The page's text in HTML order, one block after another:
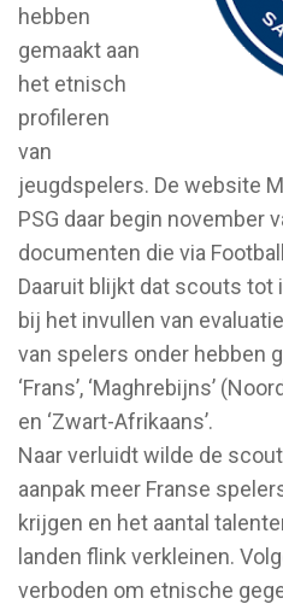
hebben
gemaakt aan
het etnisch
profileren
van
jeugdspelers. De website
PSG daar begin november
documenten die via
Daaruit blijkt dat scouts tot
bij het invullen van
van spelers onder hebben
‘Frans’, ‘Maghrebijns’
en ‘Zwart-Afrikaans’.
Naar verluidt wilde de
aanpak meer Franse
krijgen en het aantal
landen flink verkleinen.
verboden om etnische